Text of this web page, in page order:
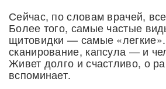
Сейчас, по словам врачей,
Более того, самые частые
щитовидки — самые
сканирование, капсула — и
Живет долго и счастливо, о
вспоминает.